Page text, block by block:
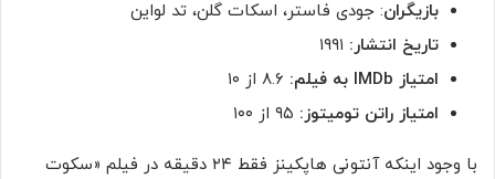
بازیگران: جودی فاستر، اسکات گلن، تد لواین
تاریخ انتشار:
امتیاز IMDb به فیلم:
امتیاز راتن تومیتوز:
با وجود اینکه آنتونی هاپکینز فقط ۲۴ دقیقه در فیلم «سکوت